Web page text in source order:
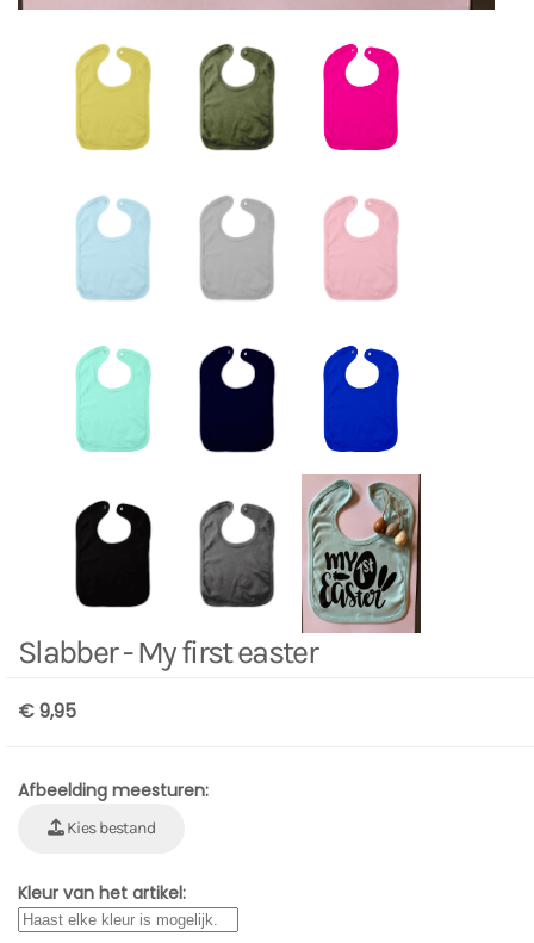
Slabber - My first easter
€ 9,95
Afbeelding meesturen:
Kies bestand
Kleur van het artikel: